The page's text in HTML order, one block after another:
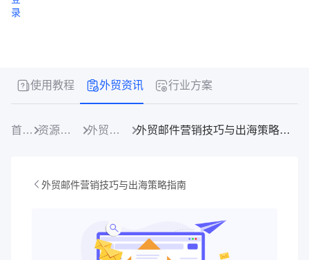
心
录
使用教程 外贸资讯 行业方案
首页 资源中心 外贸资讯 外贸邮件营销技巧与出海策略指南
外贸邮件营销技巧与出海策略指南